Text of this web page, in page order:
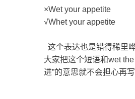
×Wet your appetite
√Whet your appetite
这个表达也是错得稀里
大家把这个短语和wet
进”的意思就不会担心再写